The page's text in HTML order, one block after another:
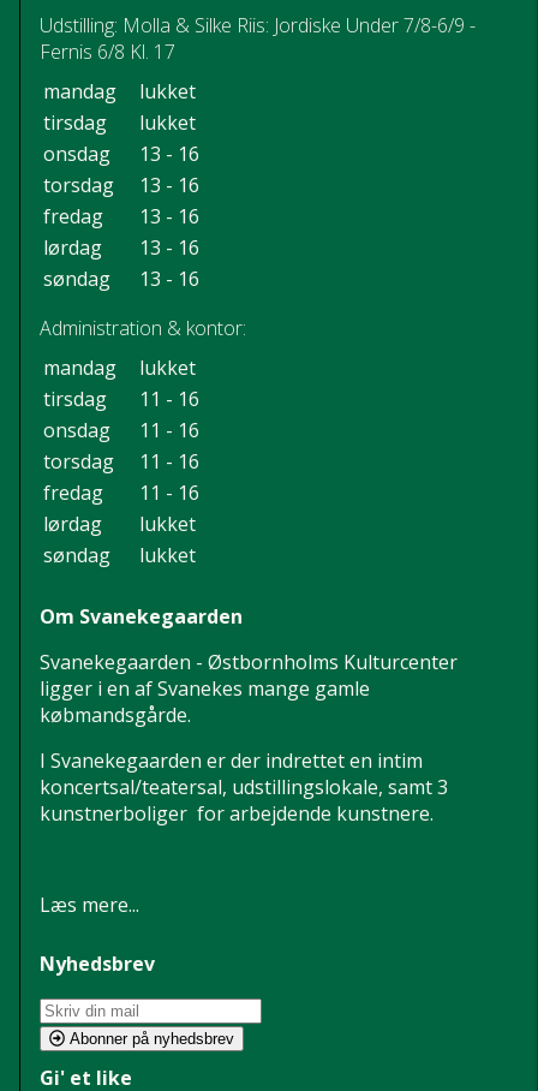
Udstilling: Molla & Silke Riis: Jordiske Under 7/8-6/9 -
Fernis 6/8 Kl. 17
mandag
lukket
tirsdag
lukket
onsdag
13 - 16
torsdag
13 - 16
fredag
13 - 16
lørdag
13 - 16
søndag
13 - 16
Administration & kontor:
mandag
lukket
tirsdag
11 - 16
onsdag
11 - 16
torsdag
11 - 16
fredag
11 - 16
lørdag
lukket
søndag
lukket
Om Svanekegaarden
Svanekegaarden - Østbornholms Kulturcenter
ligger i en af Svanekes mange gamle
købmandsgårde.
I Svanekegaarden er der indrettet en intim
koncertsal/teatersal, udstillingslokale, samt 3
kunstnerboliger for arbejdende kunstnere.
Læs mere...
Nyhedsbrev
Abonner på nyhedsbrev
Gi' et like